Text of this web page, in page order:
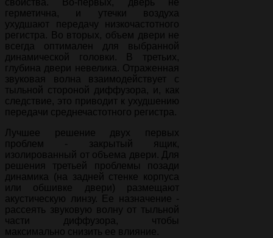
свойства. Во-первых, дверь не
герметична, и утечки воздуха
ухудшают передачу низкочастотного
регистра. Во вторых, объем двери не
всегда оптимален для выбранной
динамической головки. В третьих,
глубина двери невелика. Отраженная
звуковая волна взаимодействует с
тыльной стороной диффузора, и, как
следствие, это приводит к ухудшению
передачи среднечастотного регистра.
Лучшее решение двух первых
проблем - закрытый ящик,
изолированный от объема двери. Для
решения третьей проблемы позади
динамика (на задней стенке корпуса
или обшивке двери) размещают
акустическую линзу. Ее назначение -
рассеять звуковую волну от тыльной
части диффузора, чтобы
максимально снизить ее влияние.